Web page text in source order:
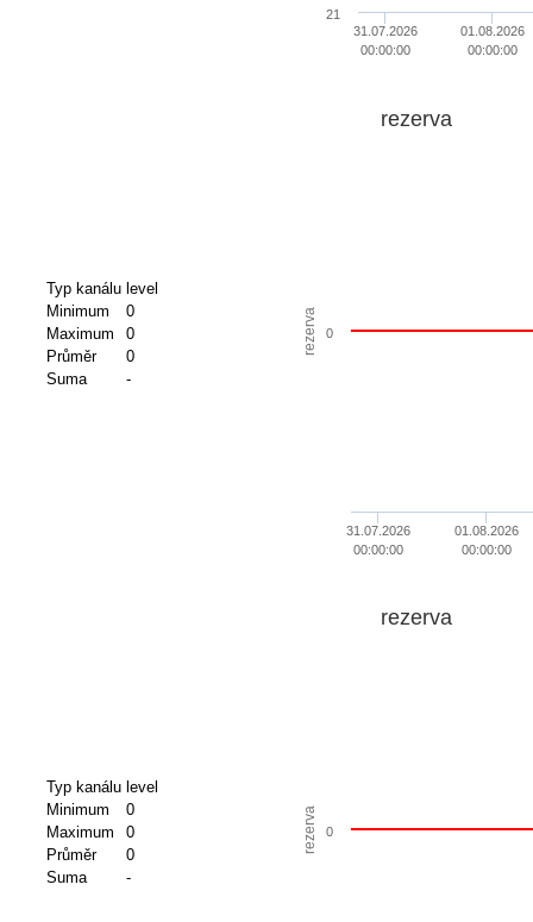
31.07.2026
00:00:00
01.08.2026
00:00:00
21
Typ kanálu level
Minimum
0
Maximum
0
Průměr
0
Suma
-
rezerva
rezerva
31.07.2026
00:00:00
01.08.2026
00:00:00
0
Typ kanálu level
Minimum
0
Maximum
0
Průměr
0
Suma
-
rezerva
rezerva
0